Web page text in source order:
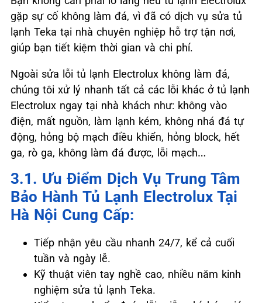
gặp sự cố không làm đá, vì đã có dịch vụ sửa tủ
lạnh Teka tại nhà chuyên nghiệp hỗ trợ tận nơi,
giúp bạn tiết kiệm thời gian và chi phí.
Ngoài sửa lỗi tủ lạnh Electrolux không làm đá,
chúng tôi xử lý nhanh tất cả các lỗi khác ở tủ lạnh
Electrolux ngay tại nhà khách như: không vào
điện, mất nguồn, làm lạnh kém, không nhá đá tự
động, hỏng bộ mạch điều khiển, hỏng block, hết
ga, rò ga, không làm đá được, lỗi mạch…
3.1. Ưu Điểm Dịch Vụ Trung Tâm
Bảo Hành Tủ Lạnh Electrolux Tại
Hà Nội Cung Cấp:
Tiếp nhận yêu cầu nhanh 24/7, kể cả cuối
tuần và ngày lễ.
Kỹ thuật viên tay nghề cao, nhiều năm kinh
nghiệm sửa tủ lạnh Teka.